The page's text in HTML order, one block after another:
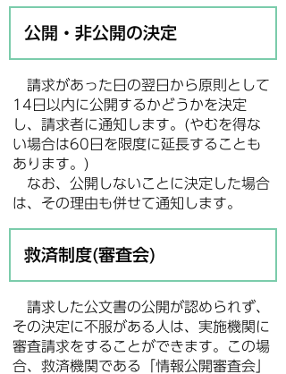
公開・非公開の決定
請求があった日の翌日から原則として
14日以内に公開するかどうかを決定
し、請求者に通知します。(やむを得な
い場合は60日を限度に延長することも
あります。)
なお、公開しないことに決定した場合
は、その理由も併せて通知します。
救済制度(審査会)
請求した公文書の公開が認められず、
その決定に不服がある人は、実施機関に
審査請求をすることができます。この場
合、救済機関である「情報公開審査会」